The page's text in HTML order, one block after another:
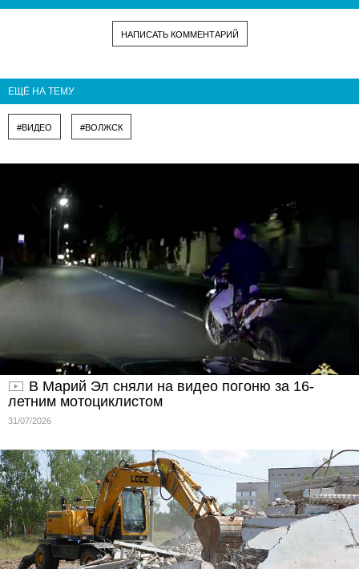
НАПИСАТЬ КОММЕНТАРИЙ
ЕЩЁ НА ТЕМУ
#ВИДЕО #ВОЛЖСК
В Марий Эл сняли на видео погоню за 16-
летним мотоциклистом
31/07/2026